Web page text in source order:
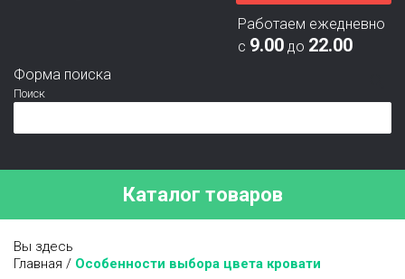
Работаем ежедневно
с 9.00 до 22.00
Форма поиска
Поиск
Каталог товаров
Вы здесь
Главная / Особенности выбора цвета кровати